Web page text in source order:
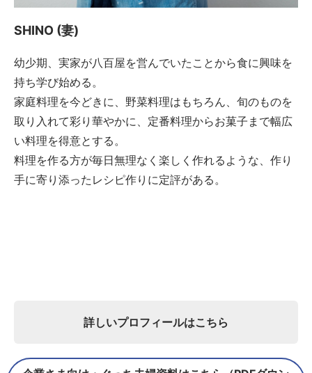
SHINO (妻)
幼少期、実家が八百屋を営んでいたことから食に興味を
持ち学び始める。
家庭料理を今どきに、野菜料理はもちろん、旬のものを
取り入れて彩り華やかに、定番料理からお菓子まで幅広
い料理を得意とする。
料理を作る方が毎日無理なく楽しく作れるような、作り
手に寄り添ったレシピ作りに定評がある。
詳しいプロフィールはこちら